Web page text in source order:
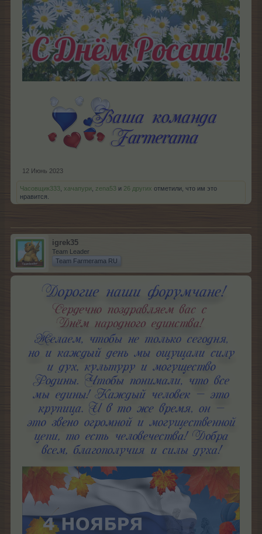
12 Июнь 2023
Часовщик333 хачапури zena53 и 26 других отметили, что им это
нравится.
igrek35
Team Leader
Team Farmerama RU